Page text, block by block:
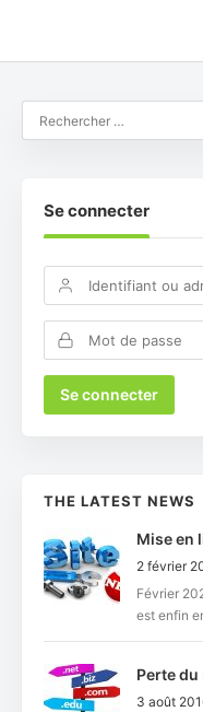
Se connecter
THE LATEST NEWS
Mise en
2 février
Février
est enfin
Perte du
3 août